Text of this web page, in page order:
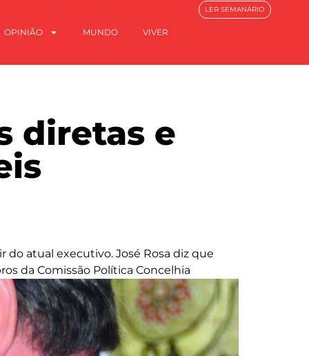
OPINIÃO MUNDO VIVER
LER SEMANÁRIO
diretas e
do atual executivo. José Rosa diz que
da Comissão Política Concelhia